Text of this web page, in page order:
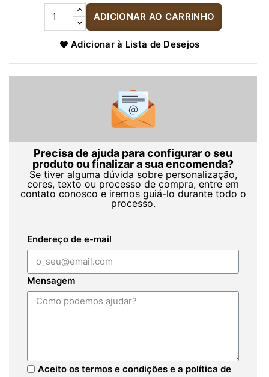
ADICIONAR AO CARRINHO
Adicionar à Lista de Desejos
Precisa de ajuda para configurar o seu
produto ou finalizar a sua encomenda?
Se tiver alguma dúvida sobre personalização,
cores, texto ou processo de compra, entre em
contato conosco e iremos guiá-lo durante todo o
processo.
Endereço de e-mail
Mensagem
Aceito os termos e condições e a política de